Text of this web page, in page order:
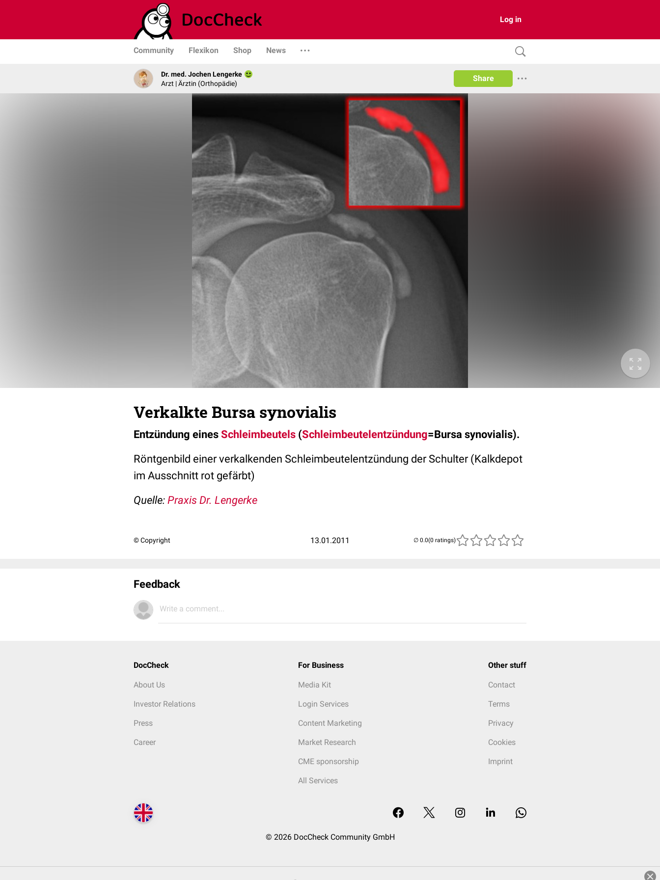
Log in
Community Flexikon Shop News
Dr. med. Jochen Lengerke
Arzt | Ärztin (Orthopädie)
Share
Verkalkte Bursa synovialis
Entzündung eines Schleimbeutels (Schleimbeutelentzündung=Bursa synovialis).
Röntgenbild einer verkalkenden Schleimbeutelentzündung der Schulter (Kalkdepot
im Ausschnitt rot gefärbt)
Quelle: Praxis Dr. Lengerke
© Copyright 13.01.2011 (0 ratings)
Feedback
Write a comment...
DocCheck
About Us
Investor Relations
Press
Career
For Business
Media Kit
Login Services
Content Marketing
Market Research
CME sponsorship
All Services
Other stuff
Contact
Terms
Privacy
Cookies
Imprint
© 2026 DocCheck Community GmbH